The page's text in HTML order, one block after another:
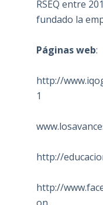
RSEQ entre
fundado la
Páginas web:
http://
1
http://
http://